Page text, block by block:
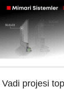
projesi